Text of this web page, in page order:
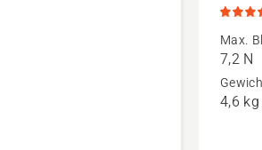
120iBV
mit
Akku
Max.
7,2 N
4,6 kg